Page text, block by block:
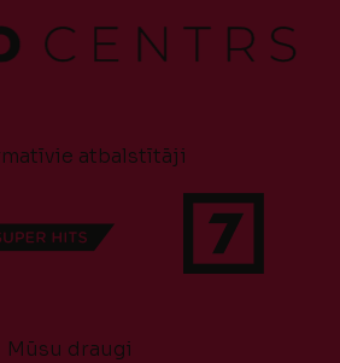
atbalstītāji
Mūsu draugi